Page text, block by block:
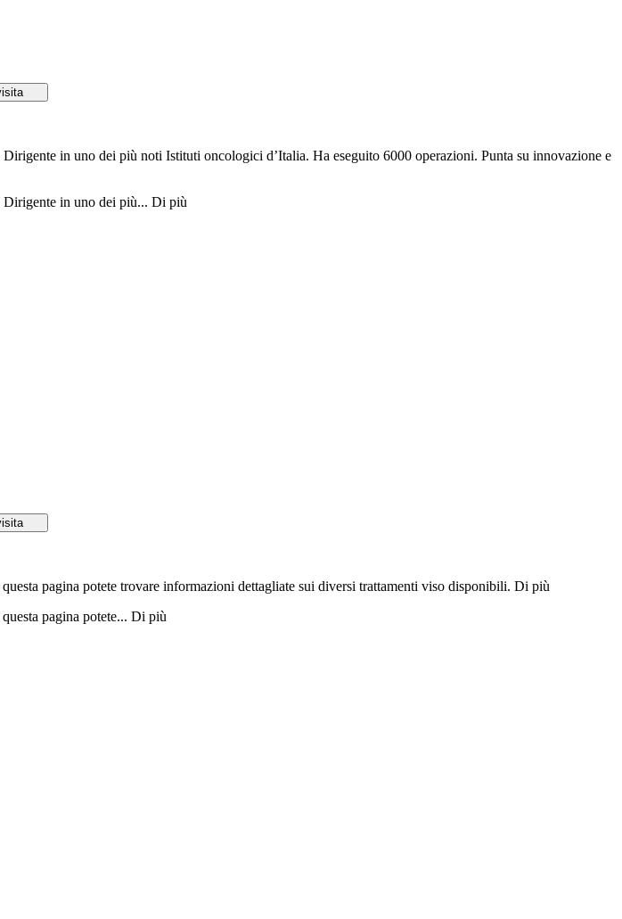
in uno dei più noti Istituti oncologici d’Italia. Ha eseguito 6000 operazioni. Punta su innovazione e
in uno dei più... Di più
pagina potete trovare informazioni dettagliate sui diversi trattamenti viso disponibili. Di più
pagina potete... Di più